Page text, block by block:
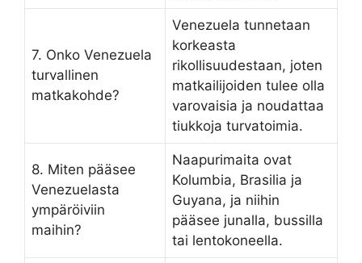
7. Onko Venezuela
turvallinen
matkakohde?
Venezuela tunnetaan
korkeasta
rikollisuudestaan, joten
matkailijoiden tulee olla
varovaisia ja noudattaa
tiukkoja turvatoimia.
8. Miten pääsee
Venezuelasta
ympäröiviin
maihin?
Naapurimaita ovat
Kolumbia, Brasilia ja
Guyana, ja niihin
pääsee junalla, bussilla
tai lentokoneella.